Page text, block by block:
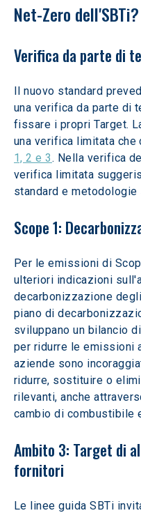
Net-Zero dell'SBTi?
Verifica da parte di
Il nuovo standard
una verifica da parte di
fissare i propri Target.
una verifica limitata che
1, 2 e 3. Nella verifica
verifica limitata
standard e metodologie
Scope 1:
Per le emissioni di
ulteriori indicazioni
decarbonizzazione
piano di
sviluppano un bilancio
per ridurre le emissioni
aziende sono
ridurre, sostituire o
rilevanti, anche
cambio di combustibile
Ambito 3: Target di
fornitori
Le linee guida SBTi